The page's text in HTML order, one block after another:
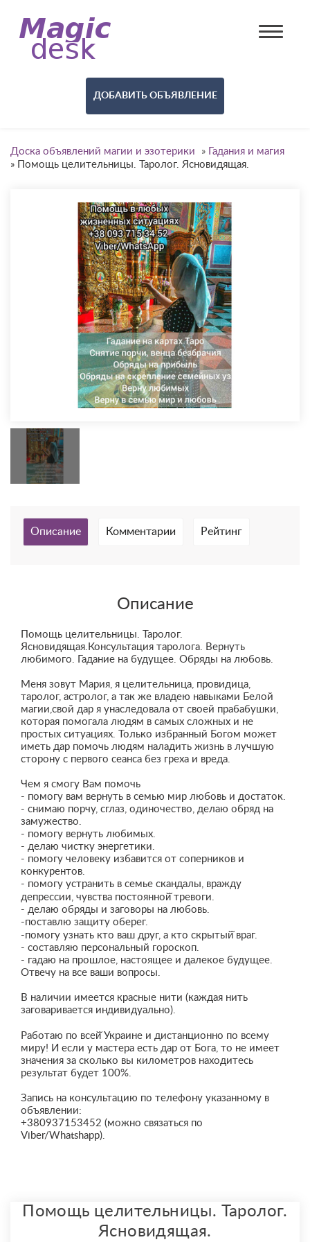
ДОБАВИТЬ ОБЪЯВЛЕНИЕ
Доска объявлений магии и эзотерики »
Гадания и магия
»
Помощь целительницы. Таролог. Ясновидящая.
Описание Комментарии Рейтинг
Описание
Помощь целительницы. Таролог.
Ясновидящая.Консультация таролога. Вернуть
любимого. Гадание на будущее. Обряды на любовь.
Меня зовут Мария, я целительница, провидица,
таролог, астролог, а так же владею навыками Белой
магии,свой дар я унаследовала от своей прабабушки,
которая помогала людям в самых сложных и не
простых ситуациях. Только избранный Богом может
иметь дар помочь людям наладить жизнь в лучшую
сторону с первого сеанса без греха и вреда.
Чем я смогу Вам помочь
- помогу вам вернуть в семью мир любовь и достаток.
- снимаю порчу, сглаз, одиночество, делаю обряд на
замужество.
- помогу вернуть любимых.
- делаю чистку энергетики.
- помогу человеку избавится от соперников и
конкурентов.
- помогу устранить в семье скандалы, вражду
депрессии, чувства постоянной̆ тревоги.
- делаю обряды и заговоры на любовь.
-поставлю защиту оберег.
-помогу узнать кто ваш друг, а кто скрытый̆ враг.
- составляю персональный гороскоп.
- гадаю на прошлое, настоящее и далекое будущее.
Отвечу на все ваши вопросы.
В наличии имеется красные нити (каждая нить
заговаривается индивидуально).
Работаю по всей̆ Украине и дистанционно по всему
миру! И если у мастера есть дар от Бога, то не имеет
значения за сколько вы километров находитесь
результат будет 100%.
Запись на консультацию по телефону указанному в
объявлении:
+380937153452 (можно связаться по
Viber/Whatshapp).
Помощь целительницы. Таролог.
Ясновидящая.